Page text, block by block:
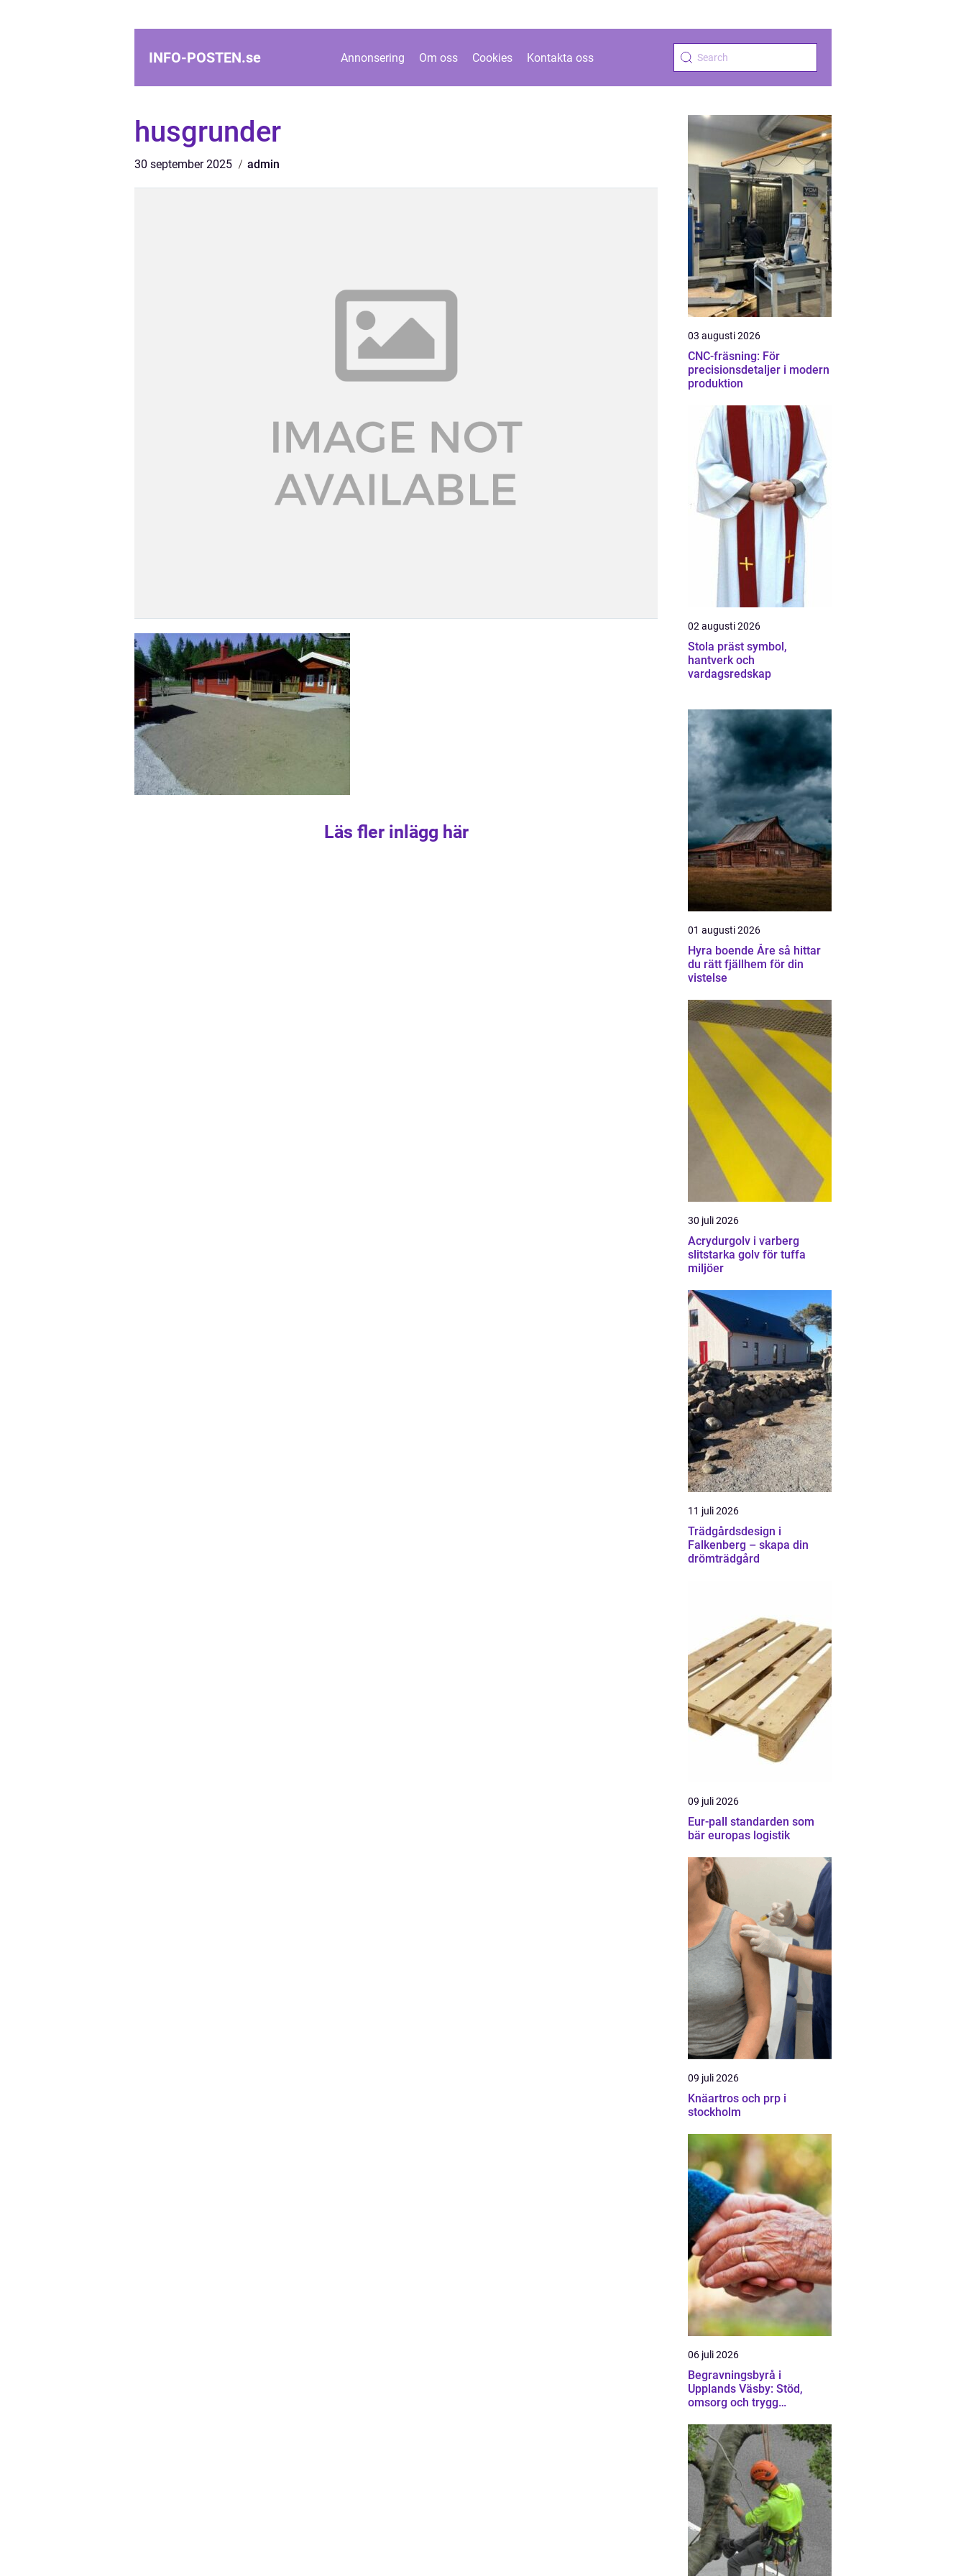
INFO-POSTEN.se Annonsering Om oss Cookies Kontakta oss
husgrunder
30 september 2025 admin
Läs fler inlägg här
03 augusti 2026
CNC-fräsning: För
precisionsdetaljer i modern
produktion
02 augusti 2026
Stola präst symbol,
hantverk och
vardagsredskap
01 augusti 2026
Hyra boende Åre så hittar
du rätt fjällhem för din
vistelse
30 juli 2026
Acrydurgolv i varberg
slitstarka golv för tuffa
miljöer
11 juli 2026
Trädgårdsdesign i
Falkenberg – skapa din
drömträdgård
09 juli 2026
Eur-pall standarden som
bär europas logistik
09 juli 2026
Knäartros och prp i
stockholm
06 juli 2026
Begravningsbyrå i
Upplands Väsby: Stöd,
omsorg och trygg